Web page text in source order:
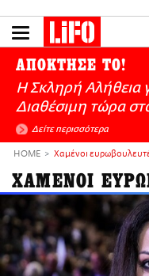
LIFO SHOP
NEWSLETTER
ΕΙΔΗΣΕΙΣ
CULTURE
ΑΠΟΨΕΙΣ
ΤΡΟΠΟΣ ΖΩΗΣ
PODCASTS
Plus
ΑΠΟΚΤΗΣΕ ΤΟ!
Η Σκληρή Αλήθεια
Διαθέσιμη τώρα
Δείτε περισσότερα
HOME Χαμένοι
ΧΑΜΕΝΟΙ